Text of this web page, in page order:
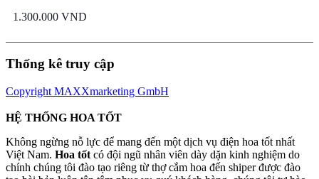
1.300.000 VND
Thống kê truy cập
Copyright MAXXmarketing GmbH
HỆ THỐNG HOA TỐT
Không ngừng nỗ lực để mang đến một dịch vụ điện hoa tốt nhất
Việt Nam. Hoa tốt có đội ngũ nhân viên dày dặn kinh nghiệm do
chính chúng tôi đào tạo riêng từ thợ cắm hoa đến shiper được đào